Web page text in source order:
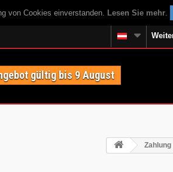
von Cookies einverstanden. Lesen Sie mehr.
gültig bis 9 August
Zahlung